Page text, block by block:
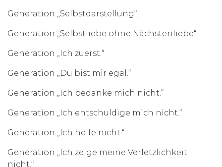
Generation „Selbstdarstellung“.
Generation „Selbstliebe ohne Nächstenliebe“.
Generation „Ich zuerst.“
Generation „Du bist mir egal.“
Generation „Ich bedanke mich nicht.“
Generation „Ich entschuldige mich nicht.“
Generation „Ich helfe nicht.“
Generation „Ich zeige meine Verletzlichkeit
nicht.“